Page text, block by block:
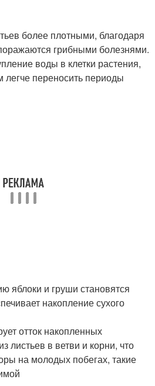
более плотными, благодаря
грибными болезнями.
воды в клетки растения,
легче переносить периоды
яблоки и груши становятся
накопление сухого
отток накопленных
листьев в ветви и корни, что
на молодых побегах, такие